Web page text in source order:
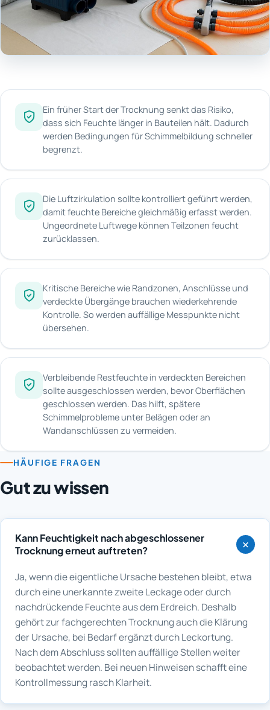
Ein früher Start der Trocknung senkt das Risiko,
dass sich Feuchte länger in Bauteilen hält. Dadurch
werden Bedingungen für Schimmelbildung schneller
begrenzt.
Die Luftzirkulation sollte kontrolliert geführt werden,
damit feuchte Bereiche gleichmäßig erfasst werden.
Ungeordnete Luftwege können Teilzonen feucht
zurücklassen.
Kritische Bereiche wie Randzonen, Anschlüsse und
verdeckte Übergänge brauchen wiederkehrende
Kontrolle. So werden auffällige Messpunkte nicht
übersehen.
Verbleibende Restfeuchte in verdeckten Bereichen
sollte ausgeschlossen werden, bevor Oberflächen
geschlossen werden. Das hilft, spätere
Schimmelprobleme unter Belägen oder an
Wandanschlüssen zu vermeiden.
HÄUFIGE FRAGEN
Gut zu wissen
Kann Feuchtigkeit nach abgeschlossener
Trocknung erneut auftreten?
Ja, wenn die eigentliche Ursache bestehen bleibt, etwa
durch eine unerkannte zweite Leckage oder durch
nachdrückende Feuchte aus dem Erdreich. Deshalb
gehört zur fachgerechten Trocknung auch die Klärung
der Ursache, bei Bedarf ergänzt durch Leckortung.
Nach dem Abschluss sollten auffällige Stellen weiter
beobachtet werden. Bei neuen Hinweisen schafft eine
Kontrollmessung rasch Klarheit.